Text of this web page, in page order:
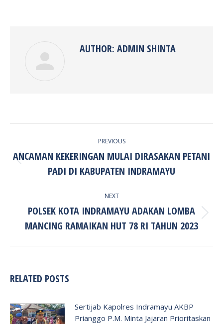
AUTHOR: ADMIN SHINTA
PREVIOUS
Previous
post:
ANCAMAN KEKERINGAN MULAI DIRASAKAN PETANI
PADI DI KABUPATEN INDRAMAYU
NEXT
Next
post:
POLSEK KOTA INDRAMAYU ADAKAN LOMBA
MANCING RAMAIKAN HUT 78 RI TAHUN 2023
RELATED POSTS
Sertijab Kapolres Indramayu AKBP
Prianggo P.M. Minta Jajaran Prioritaskan